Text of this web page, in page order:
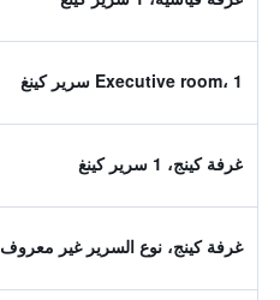
Executive room، 1 سرير كينغ
غرفة كينج، 1 سرير كينغ
غرفة كينج، نوع السرير غير معروف